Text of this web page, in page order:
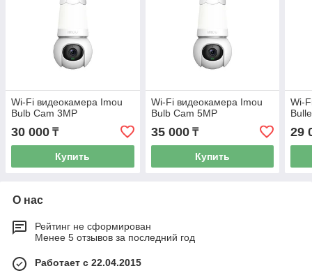
Wi-Fi видеокамера Imou
Bulb Cam 3MP
30 000 ₸
Купить
Wi-Fi видеокамера Imou
Bulb Cam 5MP
35 000₸
Купить
Wi-
29
О нас
Рейтинг не сформирован
Менее 5 отзывов за последний год
Работает с 22.04.2015